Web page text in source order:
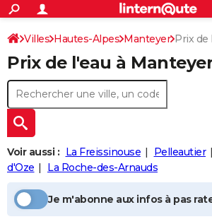
ACTUALITÉS
Politique
Société
Faits Divers
Education
Monde
Villes
+
SPORT
Coupe du monde 2026
Football
Tennis
Cyclisme
Rugby
Forum
Programme TV
TNTStreaming
Cinéma
Sorties cinéma
Musique
Retraite
Impôts
Epargne
Immobilier
Risques naturels par ville
Banque
Assurance
Crédit
AUTO
Essais
Réserver un essai
Citadines
Berlines
SUV
Forum auto
+
Mobiles
Meilleur smartphone
Internet
Ordinateurs
Jeux vidéo
Guide high-tech
+BRICOLAGE
Forum
Aménagement intérieur
Extérieur
Cuisine
Salle de bains
Jardinage
Rangement
+WEEK-END
S'inscrire
Connexion
Villes Hautes-Alpes Manteyer Prix de
Prix de l'eau à
Voir aussi : La Freissinouse Pelleautier
d'Oze
La Roche-des-Arnauds
Je m'abonne aux infos à pas